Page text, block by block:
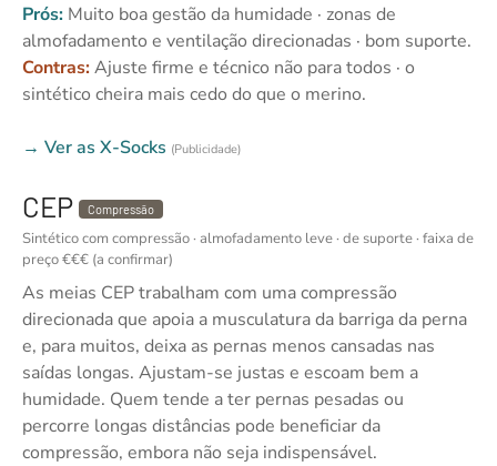
Prós: Muito boa gestão da humidade · zonas de
almofadamento e ventilação direcionadas · bom suporte.
Contras:Ajuste firme e técnico não para todos · o
sintético cheira mais cedo do que o merino.
→ Ver as X-Socks (Publicidade)
CEP Compressão
Sintético com compressão · almofadamento leve · de suporte · faixa de
preço €€€ (a confirmar)
As meias CEP trabalham com uma compressão
direcionada que apoia a musculatura da barriga da perna
e, para muitos, deixa as pernas menos cansadas nas
saídas longas. Ajustam-se justas e escoam bem a
humidade. Quem tende a ter pernas pesadas ou
percorre longas distâncias pode beneficiar da
compressão, embora não seja indispensável.